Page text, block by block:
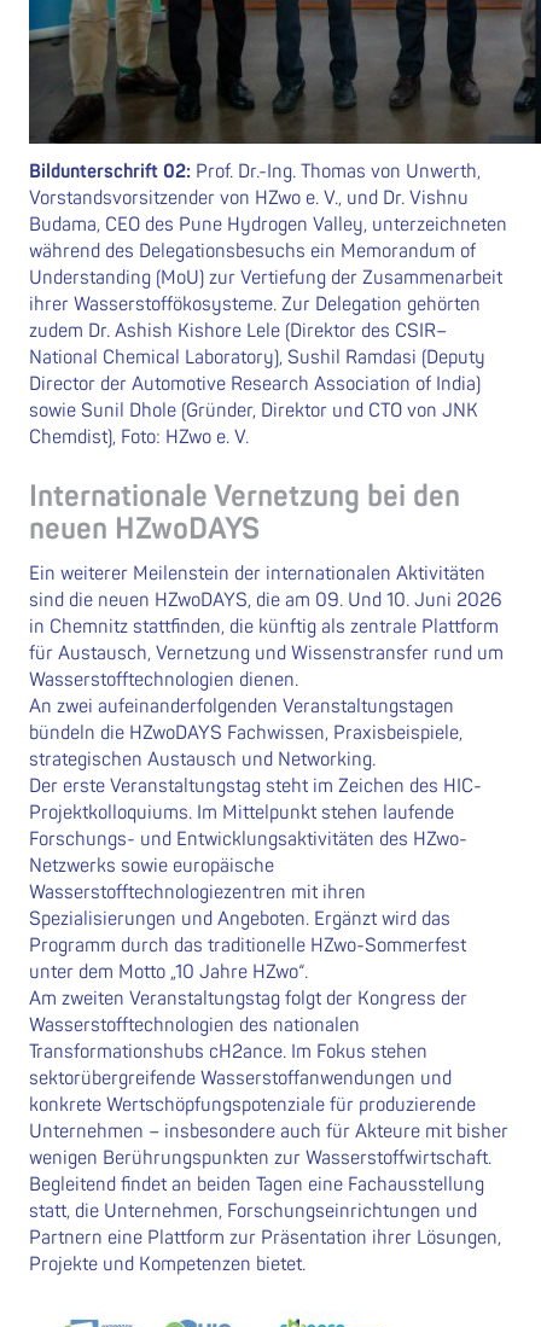
Bildunterschrift 02: Prof. Dr.-Ing. Thomas von Unwerth,
Vorstandsvorsitzender von HZwo e. V., und Dr. Vishnu
Budama, CEO des Pune Hydrogen Valley, unterzeichneten
während des Delegationsbesuchs ein Memorandum of
Understanding (MoU) zur Vertiefung der Zusammenarbeit
ihrer Wasserstoffökosysteme. Zur Delegation gehörten
zudem Dr. Ashish Kishore Lele (Direktor des CSIR–
National Chemical Laboratory), Sushil Ramdasi (Deputy
Director der Automotive Research Association of India)
sowie Sunil Dhole (Gründer, Direktor und CTO von JNK
Chemdist), Foto: HZwo e. V.
Internationale Vernetzung bei den
neuen HZwoDAYS
Ein weiterer Meilenstein der internationalen Aktivitäten
sind die neuen HZwoDAYS, die am 09. Und 10. Juni 2026
in Chemnitz stattfinden, die künftig als zentrale Plattform
für Austausch, Vernetzung und Wissenstransfer rund um
Wasserstofftechnologien dienen.
An zwei aufeinanderfolgenden Veranstaltungstagen
bündeln die HZwoDAYS Fachwissen, Praxisbeispiele,
strategischen Austausch und Networking.
Der erste Veranstaltungstag steht im Zeichen des HIC-
Projektkolloquiums. Im Mittelpunkt stehen laufende
Forschungs- und Entwicklungsaktivitäten des HZwo-
Netzwerks sowie europäische
Wasserstofftechnologiezentren mit ihren
Spezialisierungen und Angeboten. Ergänzt wird das
Programm durch das traditionelle HZwo-Sommerfest
unter dem Motto „10 Jahre HZwo“.
Am zweiten Veranstaltungstag folgt der Kongress der
Wasserstofftechnologien des nationalen
Transformationshubs cH2ance. Im Fokus stehen
sektorübergreifende Wasserstoffanwendungen und
konkrete Wertschöpfungspotenziale für produzierende
Unternehmen – insbesondere auch für Akteure mit bisher
wenigen Berührungspunkten zur Wasserstoffwirtschaft.
Begleitend findet an beiden Tagen eine Fachausstellung
statt, die Unternehmen, Forschungseinrichtungen und
Partnern eine Plattform zur Präsentation ihrer Lösungen,
Projekte und Kompetenzen bietet.